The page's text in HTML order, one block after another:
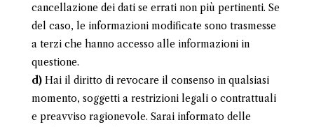
cancellazione dei dati se errati non più pertinenti. Se
del caso, le informazioni modificate sono trasmesse
a terzi che hanno accesso alle informazioni in
questione.
Hai il diritto di revocare il consenso in qualsiasi
momento, soggetti a restrizioni legali o contrattuali
e preavviso ragionevole. Sarai informato delle